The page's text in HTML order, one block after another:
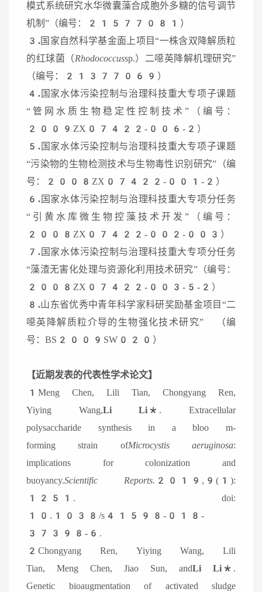
模式系统研究水华微囊藻合成胞外多糖的信号调节
机制”（编号：21577081）
3.国家自然科学基金面上项目“一株含双降解质粒
的红球菌（Rhodococcussp.）二噁英降解机理研究”
（编号：21377069）
4.国家水体污染控制与治理科技重大专项子课题
“管网水质生物稳定性控制技术”（编号：
2009ZX07422-006-2）
5.国家水体污染控制与治理科技重大专项子课题
“污染物的生物检测技术与生物毒性识别研究”（编
号：2008ZX07422-001-2）
6.国家水体污染控制与治理科技重大专项分任务
“引黄水库微生物控藻技术开发”（编号：
2008ZX07422-002-003）
7.国家水体污染控制与治理科技重大专项分任务
“藻渣无害化处理与资源化利用技术研究”（编号：
2008ZX07422-003-5-2）
8.山东省优秀中青年科学家科研奖励基金项目“二
噁英降解质粒介导的生物强化技术研究” （编
号：BS2009SW020）
【近期发表的代表性学术论文】
1 Meng Chen, Lili Tian, Chongyang Ren,
Yiying Wang,Li Li *. Extracellular
polysaccharide synthesis in a bloo m-
forming strain ofMicrocystis aeruginosa:
implications for colonization and
buoyancy.Scientific Reports. 2019,9(1):
1251. doi:
10.1038/s41598-018-
37398-6.
2 Chongyang Ren, Yiying Wang, Lili
Tian, Meng Chen, Jiao Sun, andLi Li *.
Genetic bioaugmentation of activated sludge